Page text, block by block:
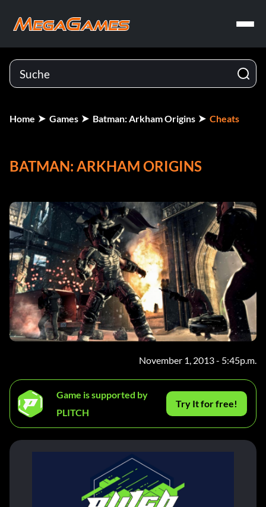
Home Games Batman: Arkham Origins Cheats
BATMAN: ARKHAM ORIGINS
November 1, 2013 - 5:45p.m.
Game is supported by
PLITCH
Try It for free!